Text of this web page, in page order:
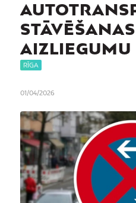
STĀVĒŠANAS
AIZLIEGUMU
RĪGA
01/04/2026